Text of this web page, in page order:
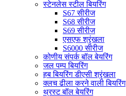
स्टेनलेस स्टील बियरिंग
S67 सीरीज
S68 सीरीज
S69 सीरीज
एसएफ श्रृंखला
S6000 सीरीज
कोणीय संपर्क बॉल बेयरिंग
जल पम्प बियरिंग
हब बियरिंग डीएसी श्रृंखला
क्लच ढीला करने वाली बियरिंग
थ्रस्ट बॉल बेयरिंग